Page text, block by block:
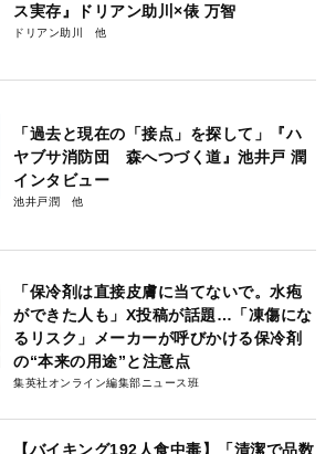
ス実存』ドリアン助川×俵 万智
ドリアン助川
「過去と現在の「接点」を探して」『ハ
ヤブサ消防団 森へつづく道』池井戸 潤
インタビュー
池井戸潤
「保冷剤は直接皮膚に当てないで。水疱
ができた人も」X投稿が話題…「凍傷にな
るリスク」メーカーが呼びかける保冷剤
の“本来の用途”と注意点
集英社オンライン編集部ニュース班
【バイキング192人食中毒】「清潔で品数